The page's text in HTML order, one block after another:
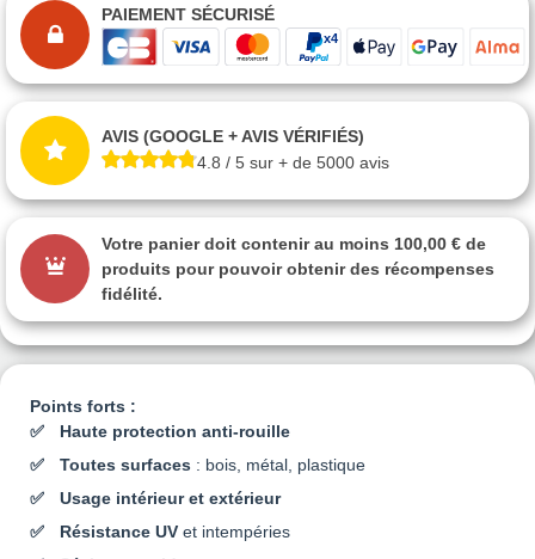
Points forts :
Haute protection anti-rouille
Toutes surfaces : bois, métal, plastique
Usage intérieur et extérieur
Résistance UV et intempéries
PAIEMENT SÉCURISÉ
AVIS (GOOGLE + AVIS VÉRIFIÉS)
4.8 / 5 sur + de 5000 avis
Votre panier doit contenir au moins 100,00 € de
produits pour pouvoir obtenir des récompenses
fidélité.